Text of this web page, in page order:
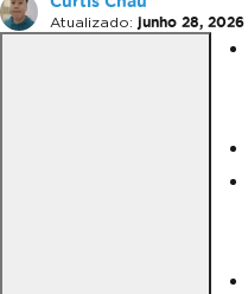
Atualizado: junho 28, 2026